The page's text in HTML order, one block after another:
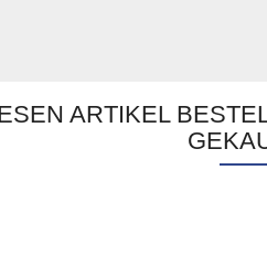
ARTIKEL